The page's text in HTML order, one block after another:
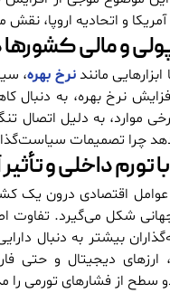
و اتحادیه اروپا،
و مالی کشورها
مانندنرخ بهره،
نرخ بهره، به
به دلیل اتصال
چرا تصمیمات
داخلی و تأثیر
عوامل اقتصادی درون یک
شکل می‌گیرد. تفاوت
بیشتر به دنبال
ارزهای دیجیتال و حتی
سطح از فشارهای تورمی